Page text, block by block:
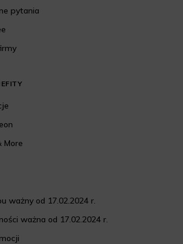
pytania
More
ważny od 17.02.2024 r.
ważna od 17.02.2024 r.